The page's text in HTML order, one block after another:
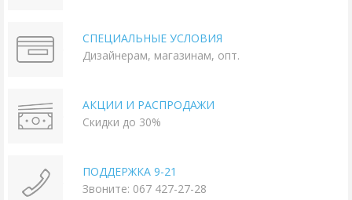
СПЕЦИАЛЬНЫЕ УСЛОВИЯ
Дизайнерам, магазинам, опт.
АКЦИИ И РАСПРОДАЖИ
Скидки до 30%
ПОДДЕРЖКА 9-21
Звоните: 067 427-27-28